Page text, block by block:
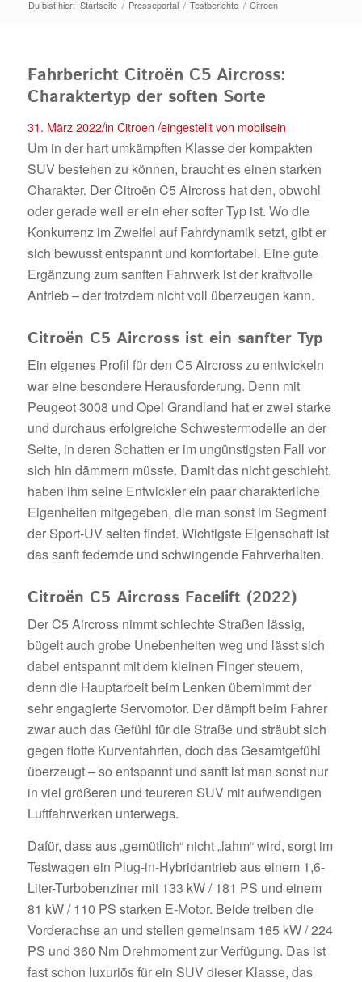
Du bist hier: Startseite / Presseportal / Testberichte / Citroen
Fahrbericht Citroën C5 Aircross:
Charaktertyp der soften Sorte
31. März 2022/in Citroen /eingestellt von mobilsein
Um in der hart umkämpften Klasse der kompakten
SUV bestehen zu können, braucht es einen starken
Charakter. Der Citroën C5 Aircross hat den, obwohl
oder gerade weil er ein eher softer Typ ist. Wo die
Konkurrenz im Zweifel auf Fahrdynamik setzt, gibt er
sich bewusst entspannt und komfortabel. Eine gute
Ergänzung zum sanften Fahrwerk ist der kraftvolle
Antrieb – der trotzdem nicht voll überzeugen kann.
Citroën C5 Aircross ist ein sanfter Typ
Ein eigenes Profil für den C5 Aircross zu entwickeln
war eine besondere Herausforderung. Denn mit
Peugeot 3008 und Opel Grandland hat er zwei starke
und durchaus erfolgreiche Schwestermodelle an der
Seite, in deren Schatten er im ungünstigsten Fall vor
sich hin dämmern müsste. Damit das nicht geschieht,
haben ihm seine Entwickler ein paar charakterliche
Eigenheiten mitgegeben, die man sonst im Segment
der Sport-UV selten findet. Wichtigste Eigenschaft ist
das sanft federnde und schwingende Fahrverhalten.
Citroën C5 Aircross Facelift (2022)
Der C5 Aircross nimmt schlechte Straßen lässig,
bügelt auch grobe Unebenheiten weg und lässt sich
dabei entspannt mit dem kleinen Finger steuern,
denn die Hauptarbeit beim Lenken übernimmt der
sehr engagierte Servomotor. Der dämpft beim Fahrer
zwar auch das Gefühl für die Straße und sträubt sich
gegen flotte Kurvenfahrten, doch das Gesamtgefühl
überzeugt – so entspannt und sanft ist man sonst nur
in viel größeren und teureren SUV mit aufwendigen
Luftfahrwerken unterwegs.
Dafür, dass aus „gemütlich“ nicht „lahm“ wird, sorgt im
Testwagen ein Plug-in-Hybridantrieb aus einem 1,6-
Liter-Turbobenziner mit 133 kW / 181 PS und einem
81 kW / 110 PS starken E-Motor. Beide treiben die
Vorderachse an und stellen gemeinsam 165 kW / 224
PS und 360 Nm Drehmoment zur Verfügung. Das ist
fast schon luxuriös für ein SUV dieser Klasse, das